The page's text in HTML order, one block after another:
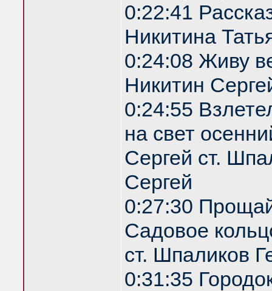
0:22:41
Никитина
0:24:08 Живу
Никитин
0:24:55
на свет
Сергей ст.
Сергей
0:27:30
Садовое
ст. Шпаликов
0:31:35